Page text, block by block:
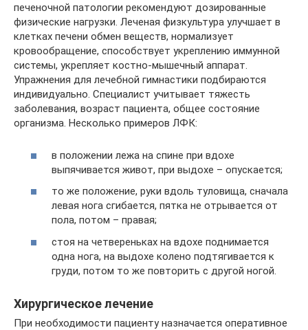
печеночной патологии рекомендуют дозированные
физические нагрузки. Леченая физкультура улучшает в
клетках печени обмен веществ, нормализует
кровообращение, способствует укреплению иммунной
системы, укрепляет костно-мышечный аппарат.
Упражнения для лечебной гимнастики подбираются
индивидуально. Специалист учитывает тяжесть
заболевания, возраст пациента, общее состояние
организма. Несколько примеров ЛФК:
в положении лежа на спине при вдохе
выпячивается живот, при выдохе – опускается;
то же положение, руки вдоль туловища, сначала
левая нога сгибается, пятка не отрывается от
пола, потом – правая;
стоя на четвереньках на вдохе поднимается
одна нога, на выдохе колено подтягивается к
груди, потом то же повторить с другой ногой.
Хирургическое лечение
При необходимости пациенту назначается оперативное